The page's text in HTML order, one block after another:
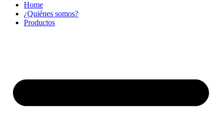
Home
¿Quiénes somos?
Productos